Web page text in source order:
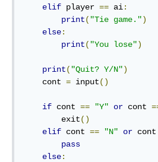
elif player == ai:
print( "Tie game.")
else:
print( "You lose")
print( "Quit? Y/N")
    cont
= input()
if cont == "Y" or cont
        exit
()
elif cont == "N" or cont
pass
else: